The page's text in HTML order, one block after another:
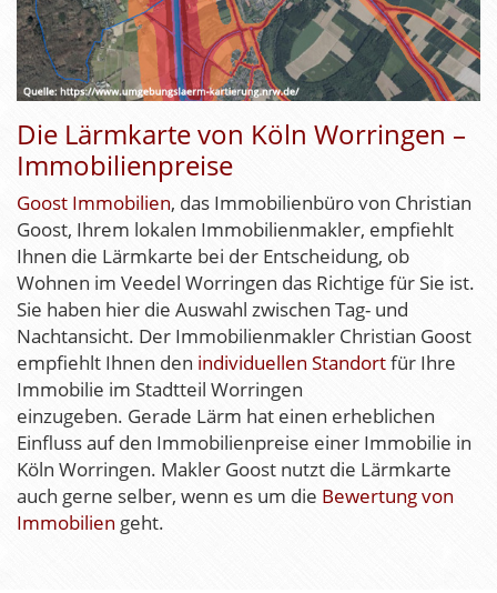
Die Lärmkarte von Köln Worringen –
Immobilienpreise
Goost Immobilien, das Immobilienbüro von Christian
Goost, Ihrem lokalen Immobilienmakler, empfiehlt
Ihnen die Lärmkarte bei der Entscheidung, ob
Wohnen im Veedel Worringen das Richtige für Sie ist.
Sie haben hier die Auswahl zwischen Tag- und
Nachtansicht. Der Immobilienmakler Christian Goost
empfiehlt Ihnen den individuellen Standortfür Ihre
Immobilie im Stadtteil Worringen
einzugeben. Gerade Lärm hat einen erheblichen
Einfluss auf den Immobilienpreise einer Immobilie in
Köln Worringen. Makler Goost nutzt die Lärmkarte
auch gerne selber, wenn es um die Bewertung von
Immobilien geht.